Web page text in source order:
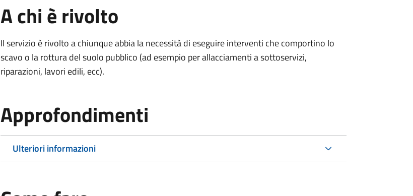
A chi è rivolto
Il servizio è rivolto a chiunque abbia la necessità di eseguire interventi che comportino lo
scavo o la rottura del suolo pubblico (ad esempio per allacciamenti a sottoservizi,
riparazioni, lavori edili, ecc).
Approfondimenti
Ulteriori informazioni